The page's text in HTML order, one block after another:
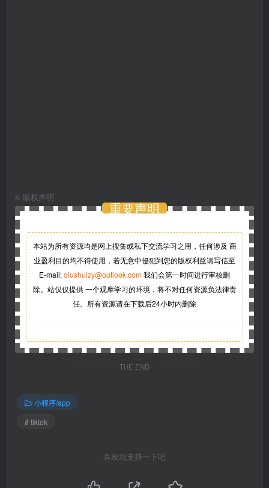
© 版权声明
重要声明
本站为所有资源均是网上搜集或私下交流学习之用，任何涉及 商
业盈利目的均不得使用，若无意中侵犯到您的版权利益请写信至
E-mail:qiushuizy@outlook.com我们会第一时间进行审核删
除。站仅仅提供 一个观摩学习的环境，将不对任何资源负法律责
任。所有资源请在下载后24小时内删除
THE END
小程序/app
# tiktok
喜欢就支持一下吧